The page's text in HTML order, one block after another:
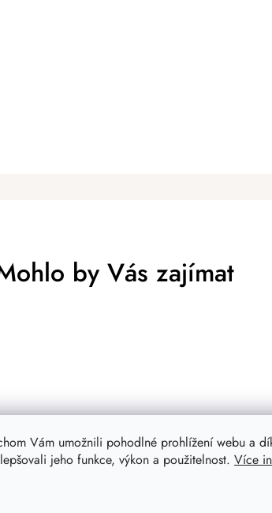
Vám umožnili pohodlné prohlížení webu a
jeho funkce, výkon a použitelnost. Více
by Vás zajímat